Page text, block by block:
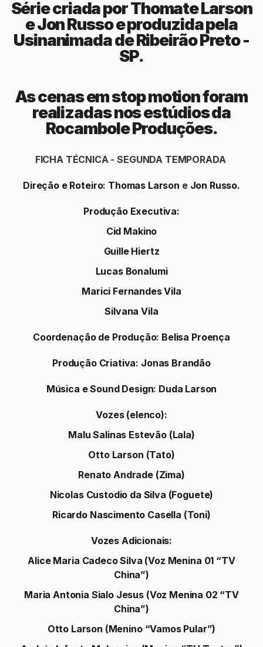
Alice Maria Cadeco Silva (Voz Menina 01 “TV
China”)
Maria Antonia Sialo Jesus (Voz Menina 02 “TV
Andrés Infante Malaquias (Menino “TV Teatro”)
Fabrício Pantoni (Menino “TV Preguiça”)
Marcela Heloísa Caçaro (Menina 1 “TV Tecnologia”)
Eloá Rinaldino (Menina 2 “TV Tecnologia”)
João Vitor Gouveia (Menino “TV Pólo Norte”)
Ana Luisa Andrade de Sousa (Menina “TV Pólo
Montagem e Finalização:Rogério Shareid
Finalização Adicional:André Kim
Bonecos:Pedro Iuá
Animatics:
Heloísa M. Matsuda
Maurício Pinheiro
Núcleo de Animação 2D:Split Studio
Supervisão de Animação:
Heloísa M. Matsuda
Luiz F. da Silva
Rigs de Personagens:Daniel Oliveira
Rigs Adicionais:
Natalia Zangarine
Rafael Yamane
Rodrigo Ferreira